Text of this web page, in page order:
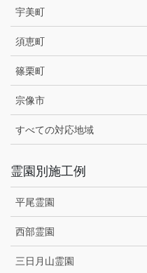
宇美町
須恵町
篠栗町
宗像市
すべての対応地域
霊園別施工例
平尾霊園
西部霊園
三日月山霊園